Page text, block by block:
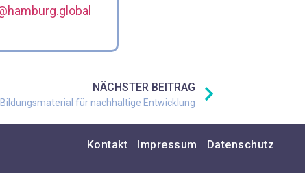
NÄCHSTER BEITRAG
Bildungsmaterial für nachhaltige Entwicklung
Kontakt Impressum Datenschutz